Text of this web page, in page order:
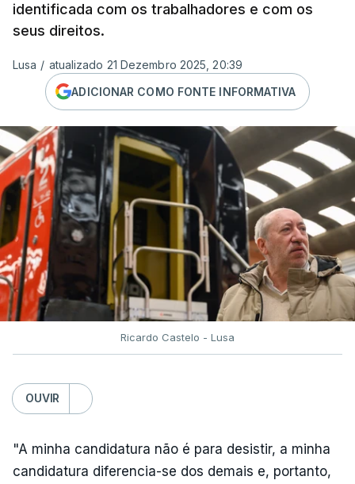
identificada com os trabalhadores e com os
seus direitos.
Lusa / atualizado 21 Dezembro 2025, 20:39
ADICIONAR COMO FONTE INFORMATIVA
Ricardo Castelo - Lusa
OUVIR
"A minha candidatura não é para desistir, a minha
candidatura diferencia-se dos demais e, portanto,